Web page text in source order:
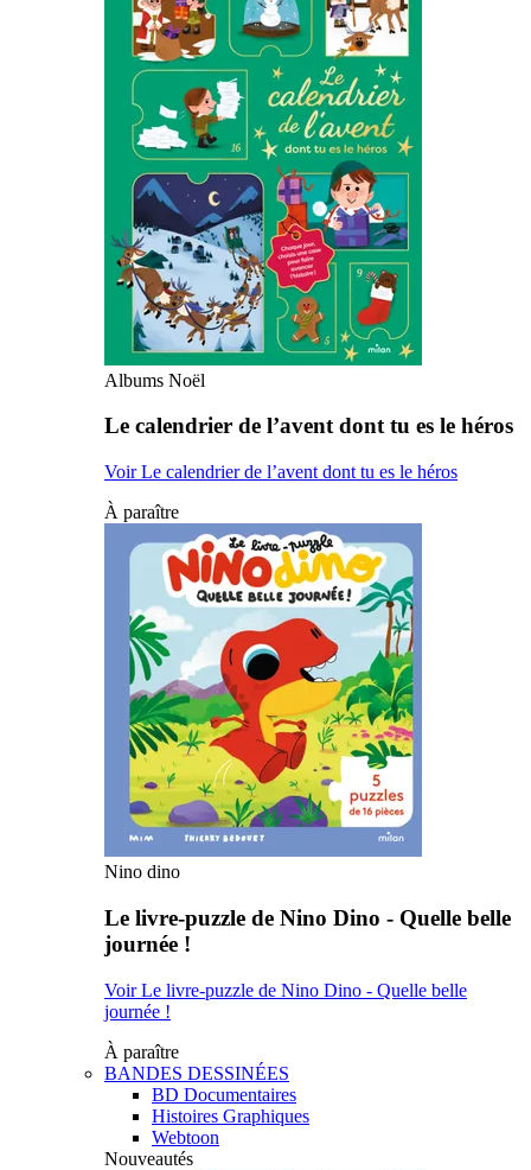
Albums Noël
Le calendrier de l’avent dont tu es le héros
Voir Le calendrier de l’avent dont tu es le héros
À paraître
Nino dino
Le livre-puzzle de Nino Dino - Quelle belle
journée !
Voir Le livre-puzzle de Nino Dino - Quelle belle
journée !
À paraître
BANDES DESSINÉES
BD Documentaires
Histoires Graphiques
Webtoon
Nouveautés